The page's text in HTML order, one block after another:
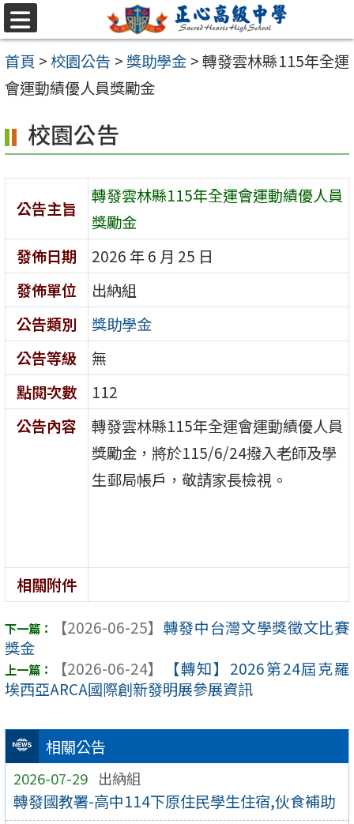
跳至主要內容區
選
單
首頁 >校園公告 > 獎助學金 >轉發雲林縣115年全運
會運動績優人員獎勵金
相關公告
2026-07-29 出納組
轉發國教署-高中114下原住民學生住宿,伙食補助
校園公告
公告主旨
轉發雲林縣115年全運會運動績優人員
獎勵金
發佈日期
2026 年 6 月 25 日
發佈單位
出納組
公告類別
獎助學金
公告等級
無
點閱次數
112
公告內容
轉發雲林縣115年全運會運動績優人員
獎勵金，將於115/6/24撥入老師及學
生郵局帳戶，敬請家長檢視。
相關附件
【2026-06-25】 轉發中台灣文學獎徵文比賽
獎金
【2026-06-24】
【轉知】2026第24屆克羅
埃西亞ARCA國際創新發明展參展資訊